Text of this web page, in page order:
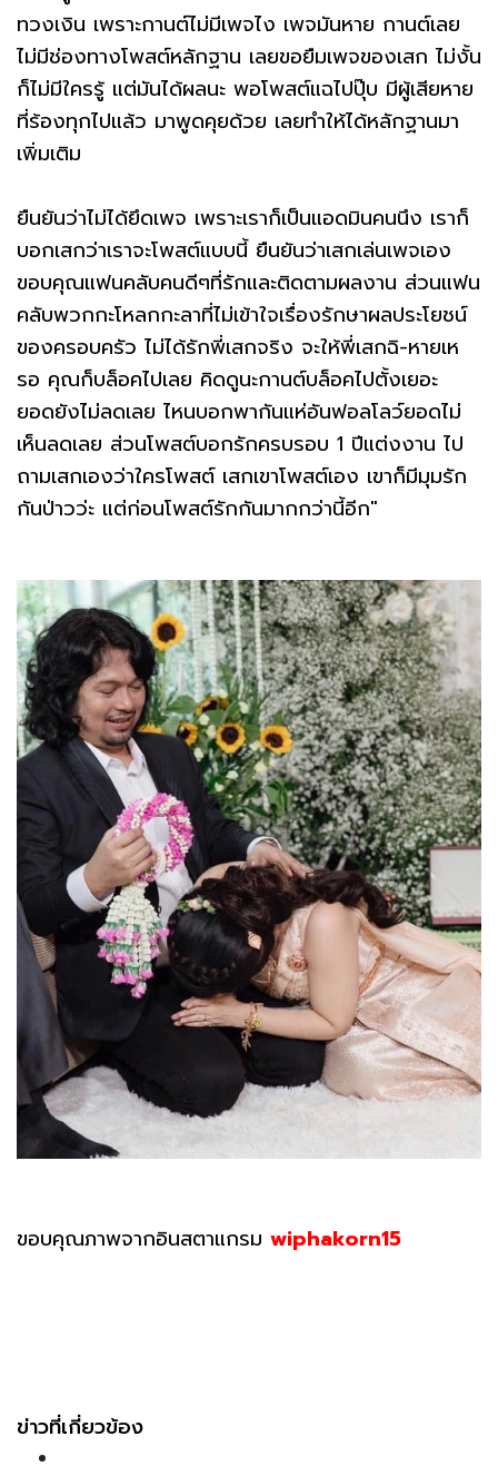
ทวงเงิน เพราะกานต์ไม่มีเพจไง เพจมันหาย กานต์เลย
ไม่มีช่องทางโพสต์หลักฐาน เลยขอยืมเพจของเสก ไม่งั้น
ก็ไม่มีใครรู้ แต่มันได้ผลนะ พอโพสต์แฉไปปุ๊บ มีผู้เสียหาย
ที่ร้องทุกไปแล้ว มาพูดคุยด้วย เลยทำให้ได้หลักฐานมา
เพิ่มเติม
ยืนยันว่าไม่ได้ยึดเพจ เพราะเราก็เป็นแอดมินคนนึง เราก็
บอกเสกว่าเราจะโพสต์แบบนี้ ยืนยันว่าเสกเล่นเพจเอง
ขอบคุณแฟนคลับคนดีๆที่รักและติดตามผลงาน ส่วนแฟน
คลับพวกกะโหลกกะลาที่ไม่เข้าใจเรื่องรักษาผลประโยชน์
ของครอบครัว ไม่ได้รักพี่เสกจริง จะให้พี่เสกฉิ-หายเห
รอ คุณก็บล็อคไปเลย คิดดูนะกานต์บล็อคไปตั้งเยอะ
ยอดยังไม่ลดเลย ไหนบอกพากันแห่อันฟอลโลว์ยอดไม่
เห็นลดเลย ส่วนโพสต์บอกรักครบรอบ 1 ปีแต่งงาน ไป
ถามเสกเองว่าใครโพสต์ เสกเขาโพสต์เอง เขาก็มีมุมรัก
กันป่าวว่ะ แต่ก่อนโพสต์รักกันมากกว่านี้อีก"
ขอบคุณภาพจากอินสตาแกรม wiphakorn15
ข่าวที่เกี่ยวข้อง